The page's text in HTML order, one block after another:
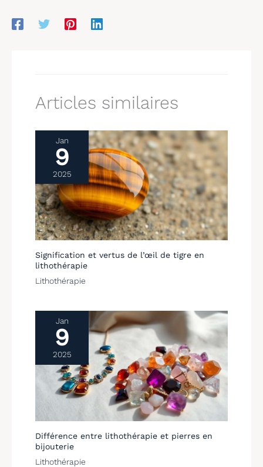
Articles similaires
Jan
9
2025
Signification et vertus de l’œil de tigre en
lithothérapie
Lithothérapie
Jan
9
2025
Différence entre lithothérapie et pierres en
bijouterie
Lithothérapie